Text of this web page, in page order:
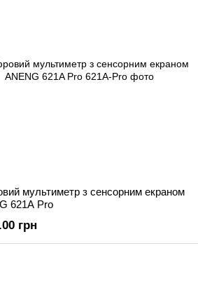
мультиметр з сенсорним екраном
621A Pro
грн